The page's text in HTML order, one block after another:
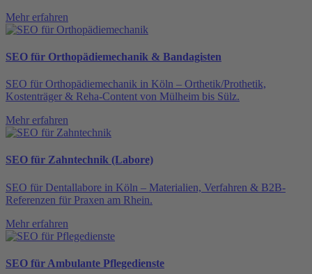
Mehr erfahren
SEO für Orthopädiemechanik & Bandagisten
SEO für Orthopädiemechanik in Köln – Orthetik/Prothetik,
Kostenträger & Reha-Content von Mülheim bis Sülz.
Mehr erfahren
SEO für Zahntechnik (Labore)
SEO für Dentallabore in Köln – Materialien, Verfahren & B2B-
Referenzen für Praxen am Rhein.
Mehr erfahren
SEO für Ambulante Pflegedienste